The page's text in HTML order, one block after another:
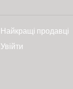
Найкращі продавці
Увійти